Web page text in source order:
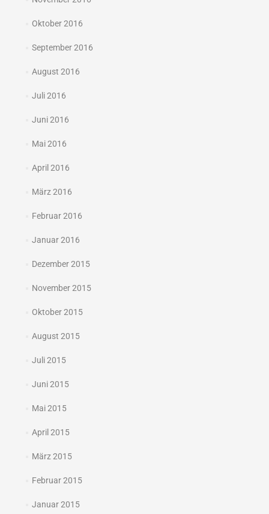
Oktober 2016
September 2016
August 2016
Juli 2016
Juni 2016
Mai 2016
April 2016
März 2016
Februar 2016
Januar 2016
Dezember 2015
November 2015
Oktober 2015
August 2015
Juli 2015
Juni 2015
Mai 2015
April 2015
März 2015
Februar 2015
Januar 2015